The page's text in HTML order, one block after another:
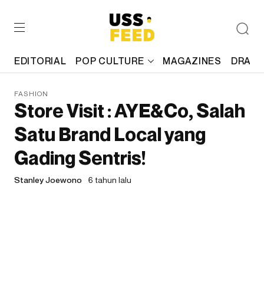
EDITORIAL POP CULTURE MAGAZINES
FASHION
Store Visit : AYE&Co, Salah
Satu Brand Local yang
Gading Sentris!
Stanley Joewono 6 tahun lalu